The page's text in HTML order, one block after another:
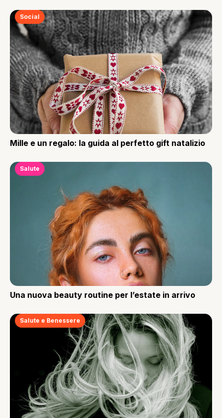
Social
Mille e un regalo: la guida al perfetto gift natalizio
Salute
Una nuova beauty routine per l’estate in arrivo
Salute e Benessere